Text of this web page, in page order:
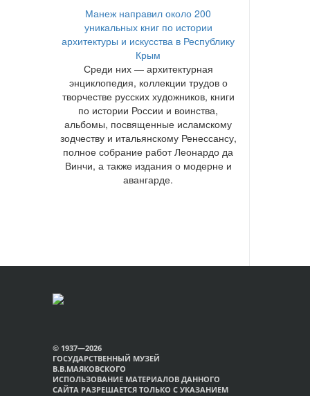
Манеж направил около 200
уникальных книг по истории
архитектуры и искусства в Республику
Крым
Среди них — архитектурная
энциклопедия, коллекции трудов о
творчестве русских художников, книги
по истории России и воинства,
альбомы, посвященные исламскому
зодчеству и итальянскому Ренессансу,
полное собрание работ Леонардо да
Винчи, а также издания о модерне и
авангарде.
© 1937—2026
ГОСУДАРСТВЕННЫЙ МУЗЕЙ
В.В.МАЯКОВСКОГО
ИСПОЛЬЗОВАНИЕ МАТЕРИАЛОВ ДАННОГО
САЙТА РАЗРЕШАЕТСЯ ТОЛЬКО С УКАЗАНИЕМ